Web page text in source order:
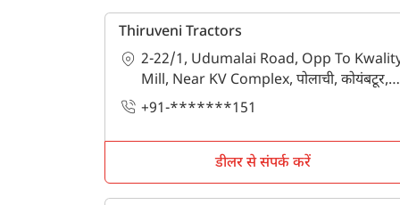
Thiruveni Tractors
2-22/1, Udumalai Road, Opp To
Mill, Near KV Complex, पोलाची, कोयंबटूर,
तमिलनाडु - 642003
+91-*******151
डीलर से संपर्क करें